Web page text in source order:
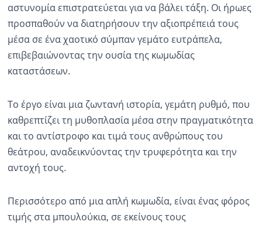
αστυνομία επιστρατεύεται για να βάλει τάξη. Οι ήρωες
προσπαθούν να διατηρήσουν την αξιοπρέπειά τους
μέσα σε ένα χαοτικό σύμπαν γεμάτο ευτράπελα,
επιβεβαιώνοντας την ουσία της κωμωδίας
καταστάσεων.
Το έργο είναι μια ζωντανή ιστορία, γεμάτη ρυθμό, που
καθρεπτίζει τη μυθοπλασία μέσα στην πραγματικότητα
και το αντίστροφο και τιμά τους ανθρώπους του
θεάτρου, αναδεικνύοντας την τρυφερότητα και την
αντοχή τους.
Περισσότερο από μια απλή κωμωδία, είναι ένας φόρος
τιμής στα μπουλούκια, σε εκείνους τους